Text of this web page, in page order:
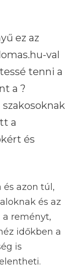
ez az
val
tenni a
a ?
a
és
azon túl,
és az
a reményt,
időkben a
is